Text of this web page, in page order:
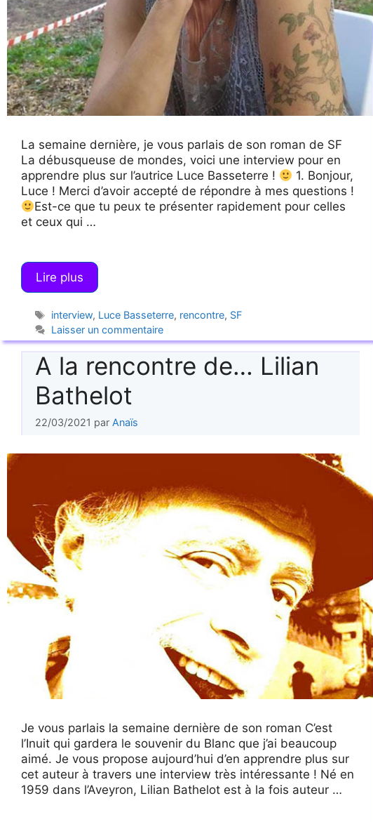
La semaine dernière, je vous parlais de son roman de SF
La débusqueuse de mondes, voici une interview pour en
apprendre plus sur l’autrice Luce Basseterre !
1. Bonjour,
Luce ! Merci d’avoir accepté de répondre à mes questions !
Est-ce que tu peux te présenter rapidement pour celles
et ceux qui …
Lire plus
Étiquettes
interview, Luce Basseterre, rencontre, SF
Laisser un commentaire
A la rencontre de… Lilian
Bathelot
22/03/2021 par Anaïs
Je vous parlais la semaine dernière de son roman C’est
l’Inuit qui gardera le souvenir du Blanc que j’ai beaucoup
aimé. Je vous propose aujourd’hui d’en apprendre plus sur
cet auteur à travers une interview très intéressante ! Né en
1959 dans l’Aveyron, Lilian Bathelot est à la fois auteur …